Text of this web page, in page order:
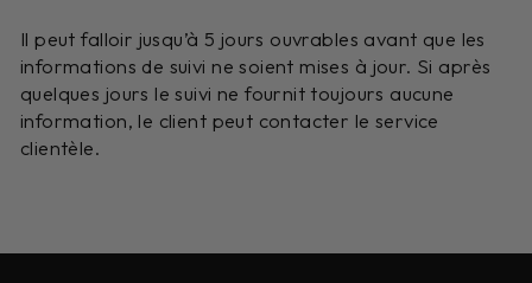
Il peut falloir jusqu’à 5 jours ouvrables avant que les
informations de suivi ne soient mises à jour. Si après
quelques jours le suivi ne fournit toujours aucune
information, le client peut contacter le service
clientèle.